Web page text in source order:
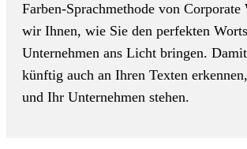
Farben-Sprachmethode von
wir Ihnen, wie Sie den perfekten
Unternehmen ans Licht bringen.
künftig auch an Ihren Texten
und Ihr Unternehmen stehen.